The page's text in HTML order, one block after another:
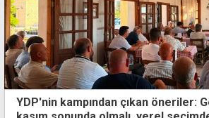
YDP'nin kampından çıkan öneriler: